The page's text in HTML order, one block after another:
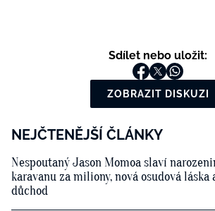
Sdílet nebo uložit:
ZOBRAZIT DISKUZI
NEJČTENĚJŠÍ ČLÁNKY
Nespoutaný Jason Momoa slaví
karavanu za miliony, nová osudová láska
důchod